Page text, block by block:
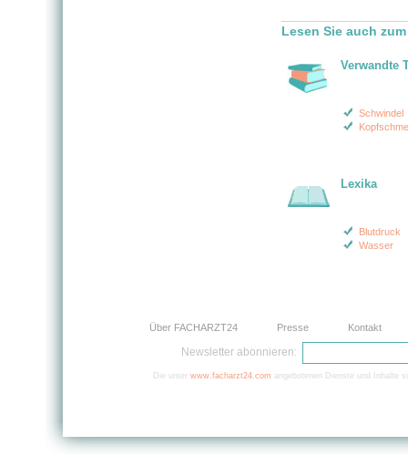
Lesen Sie auch
Verwandte
Schwindel
Lexika
Blutdruck
Wasser
Über FACHARZT24 Presse Kontakt
Newsletter abonnieren:
Die unter www.facharzt24.com angebotenen Dienste und Inhalte